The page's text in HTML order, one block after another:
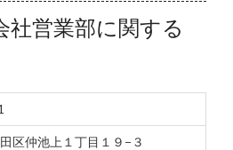
社営業部に関する
区仲池上１丁目１９−３